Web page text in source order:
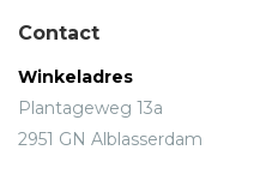
Contact
Winkeladres
Plantageweg 13a
2951 GN Alblasserdam